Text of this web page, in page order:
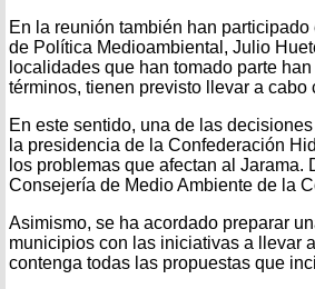
En la reunión también han
de Política Medioambiental, Julio
localidades que han tomado parte
términos, tienen previsto llevar a
En este sentido, una de las
la presidencia de la Confederación
los problemas que afectan al
Consejería de Medio Ambiente de la
Asimismo, se ha acordado preparar
municipios con las iniciativas a llevar
contenga todas las propuestas que